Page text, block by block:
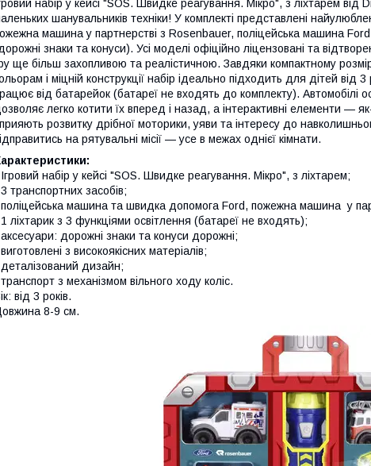
набір у кейсі "SOS. Швидке реагування. Мікро", з ліхтарем
шанувальників техніки! У комплекті представлені
машина у партнерстві з Rosenbauer, поліцейська машина
знаки та конуси). Усі моделі офіційно ліцензовані та
ще більш захопливою та реалістичною. Завдяки компактному
і міцній конструкції набір ідеально підходить для дітей від
від батарейок (батареї не входять до комплекту). Автомобілі
легко котити їх вперед і назад, а інтерактивні елементи
розвитку дрібної моторики, уяви та інтересу до
на рятувальні місії — усе в межах однієї кімнати.
набір у кейсі "SOS. Швидке реагування. Мікро", з ліхтарем;
транспортних засобів;
машина та швидка допомога Ford, пожежна машина у
ліхтарик з 3 функціями освітлення (батареї не входять);
дорожні знаки та конуси дорожні;
з високоякісних матеріалів;
дизайн;
з механізмом вільного ходу коліс.
від 3 років.
8-9 см.